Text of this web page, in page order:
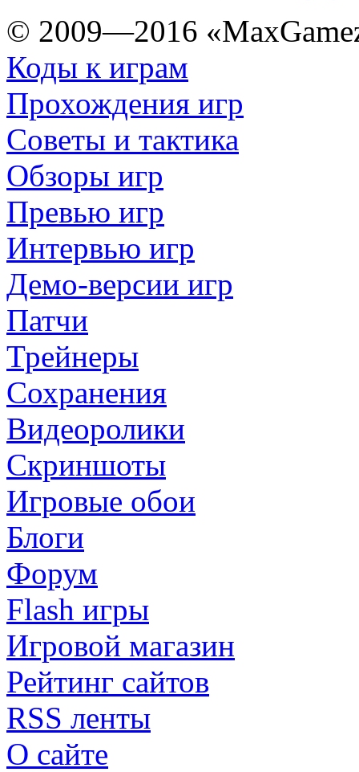
© 2009—2016
Коды к играм
Прохождения игр
Советы и тактика
Обзоры игр
Превью игр
Интервью игр
Демо-версии игр
Патчи
Трейнеры
Сохранения
Видеоролики
Скриншоты
Игровые обои
Блоги
Форум
Flash игры
Игровой магазин
Рейтинг сайтов
RSS ленты
О сайте